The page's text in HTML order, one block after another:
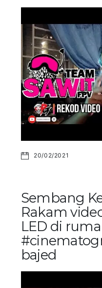
20/02/2021
Sembang
Rakam
LED di
bajed